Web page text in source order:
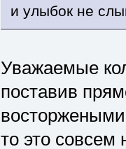
и улыбок не
Уважаемые
поставив
то это